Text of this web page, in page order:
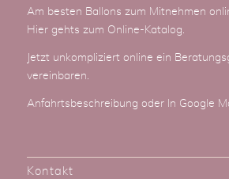
Am besten Ballons zum Mitnehmen
Hier gehts zum Online-Katalog.
Jetzt unkompliziert online ein
vereinbaren.
Anfahrtsbeschreibung oder In Google
Kontakt